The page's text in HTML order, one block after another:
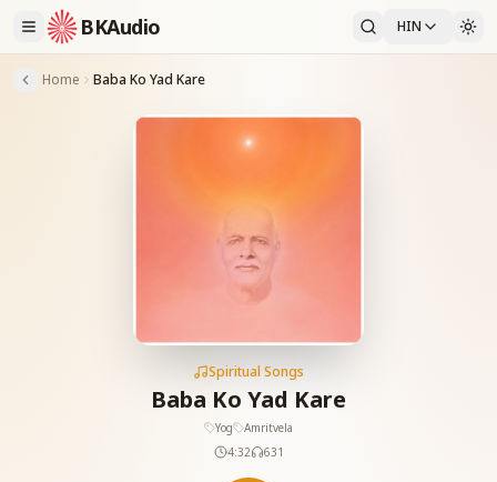
BKAudio HIN
Home Baba Ko Yad Kare
Spiritual Songs
Baba Ko Yad Kare
Yog
Amritvela
4:32
631